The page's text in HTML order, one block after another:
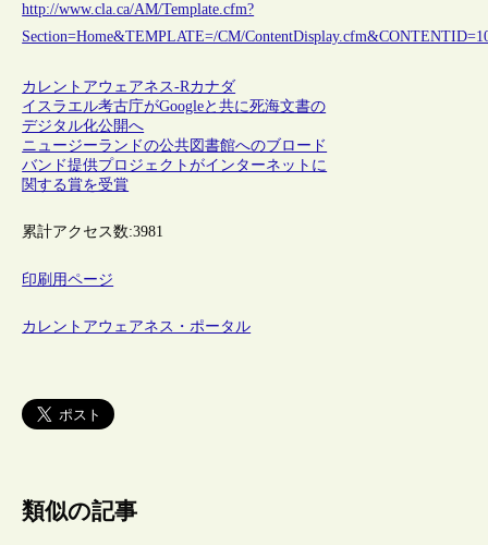
http://www.cla.ca/AM/Template.cfm?
Section=Home&TEMPLATE=/CM/
カレントアウェアネス-Rカナダ
イスラエル考古庁がGoogleと共に死海文書の
デジタル化公開へ
ニュージーランドの公共図書館へのブロード
バンド提供プロジェクトがインターネットに
関する賞を受賞
累計アクセス数:3981
印刷用ページ
カレントアウェアネス・ポータル
類似の記事